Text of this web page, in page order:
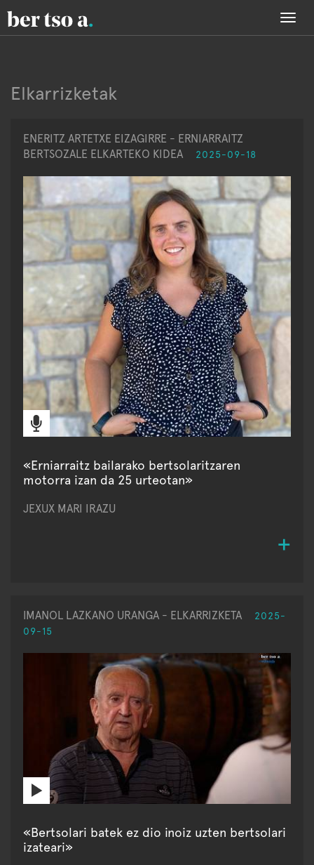
Elkarrizketak
ENERITZ ARTETXE EIZAGIRRE - ERNIARRAITZ
BERTSOZALE ELKARTEKO KIDEA
2025-09-18
«Erniarraitz bailarako bertsolaritzaren
motorra izan da 25 urteotan»
JEXUX MARI IRAZU
IMANOL LAZKANO URANGA - ELKARRIZKETA
2025-
09-15
«Bertsolari batek ez dio inoiz uzten bertsolari
izateari»